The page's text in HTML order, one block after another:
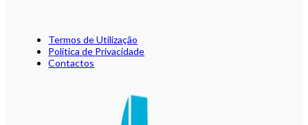
Termos de Utilização
Política de Privacidade
Contactos